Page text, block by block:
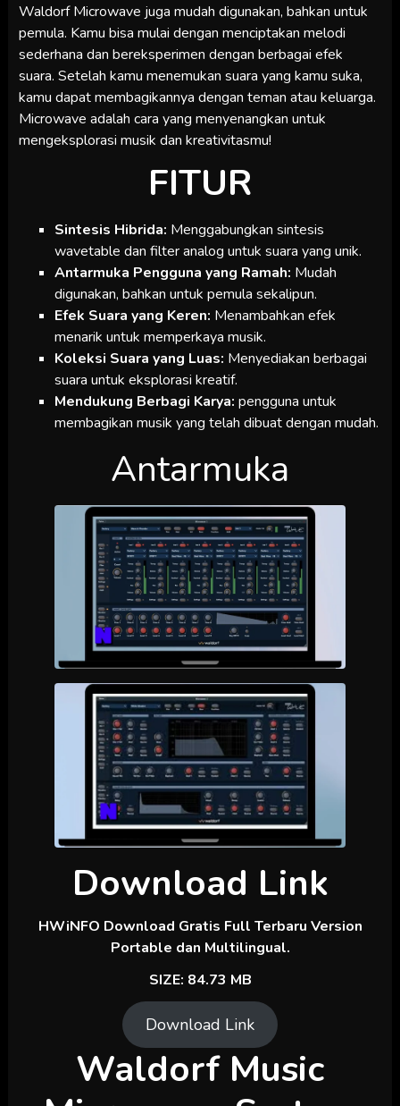
Waldorf Microwave juga mudah digunakan, bahkan untuk
pemula. Kamu bisa mulai dengan menciptakan melodi
sederhana dan bereksperimen dengan berbagai efek
suara. Setelah kamu menemukan suara yang kamu suka,
kamu dapat membagikannya dengan teman atau keluarga.
Microwave adalah cara yang menyenangkan untuk
mengeksplorasi musik dan kreativitasmu!
FITUR
Sintesis Hibrida: Menggabungkan sintesis
wavetable dan filter analog untuk suara yang unik.
Antarmuka Pengguna yang Ramah: Mudah
digunakan, bahkan untuk pemula sekalipun.
Efek Suara yang Keren: Menambahkan efek
menarik untuk memperkaya musik.
Koleksi Suara yang Luas: Menyediakan berbagai
suara untuk eksplorasi kreatif.
Mendukung Berbagi Karya: pengguna untuk
membagikan musik yang telah dibuat dengan mudah.
Antarmuka
Download Link
HWiNFO Download Gratis Full Terbaru Version
Portable dan Multilingual.
SIZE: 84.73 MB
Download Link
Waldorf Music